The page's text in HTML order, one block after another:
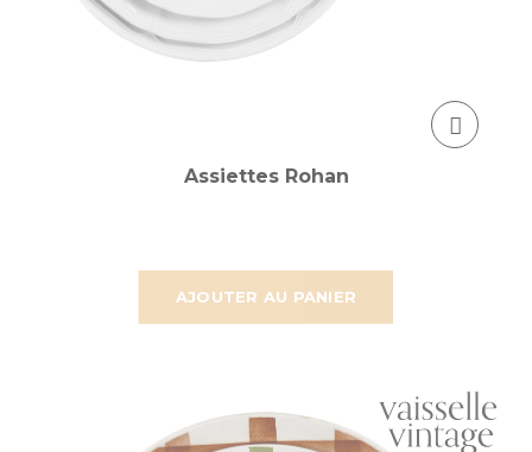
AJOUTER AU PANIER
Assiettes Rohan